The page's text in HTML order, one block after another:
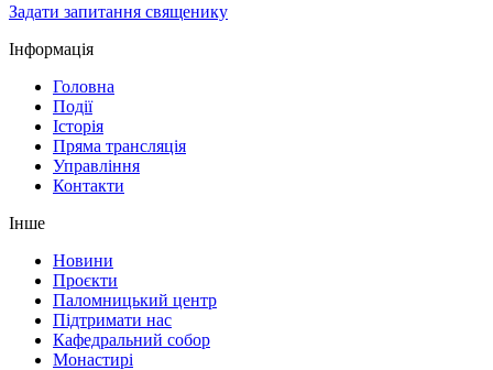
Задати запитання священику
Інформація
Головна
Події
Історія
Пряма трансляція
Управління
Контакти
Інше
Новини
Проєкти
Паломницький центр
Підтримати нас
Кафедральний собор
Монастирі